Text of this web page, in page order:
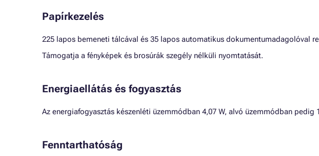
Papírkezelés
225 lapos bemeneti tálcával és 35 lapos automatikus dokumentumadagolóval
Támogatja a fényképek és brosúrák szegély nélküli nyomtatását.
Energiaellátás és fogyasztás
Az energiafogyasztás készenléti üzemmódban 4,07 W, alvó üzemmódban pedig
Fenntarthatóság